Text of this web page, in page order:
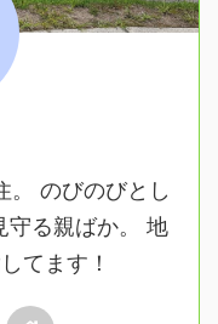
。 のびのびとし
守る親ばか。 地
てます！